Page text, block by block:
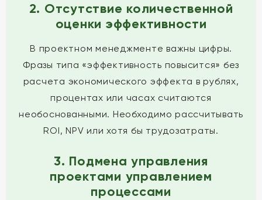
2. Отсутствие количественной
оценки эффективности
В проектном менеджменте важны цифры.
Фразы типа «эффективность повысится» без
расчета экономического эффекта в рублях,
процентах или часах считаются
необоснованными. Необходимо рассчитывать
ROI, NPV или хотя бы трудозатраты.
3. Подмена управления
проектами управлением
процессами